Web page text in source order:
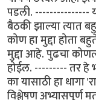
पडली. ---------------
बैठकी झाल्या त्यात
कोण हा मुद्दा होता
मुद्दा आहे. पुढचा
होईल. --------- तर हे
का यासाठी हा
विश्लेषण अभ्यासपूर्ण